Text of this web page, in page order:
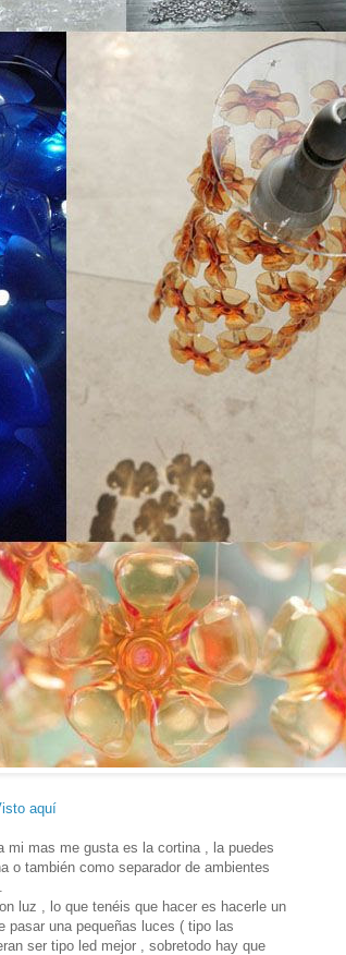
aquí
mi mas me gusta es la cortina , la puedes
o también como separador de ambientes
luz , lo que tenéis que hacer es hacerle un
pasar una pequeñas luces ( tipo las
ser tipo led mejor , sobretodo hay que